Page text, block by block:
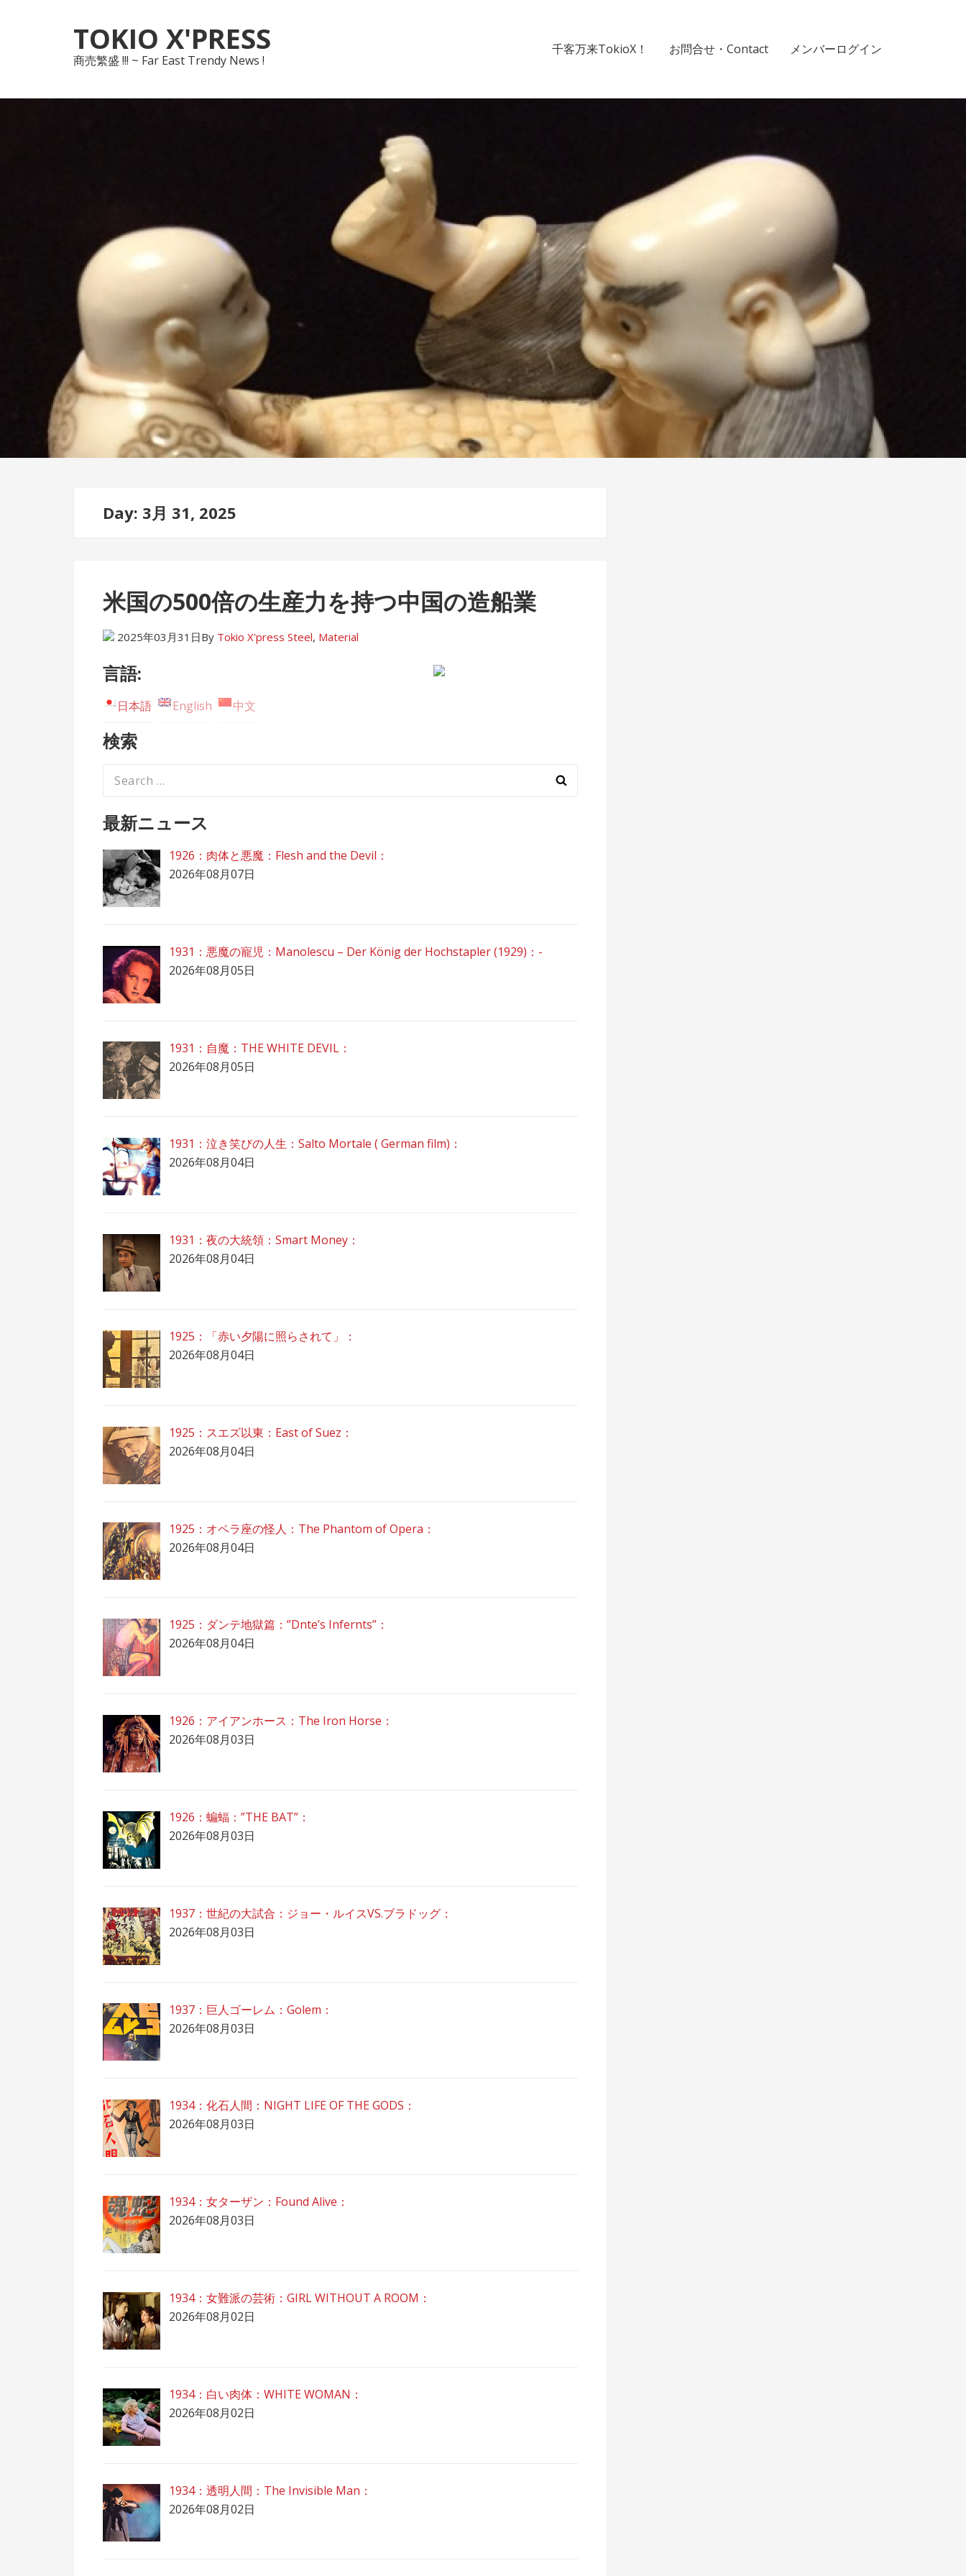
to
navigation
to
content
TOKIO X'PRESS
商売繁盛 !!! ~ Far East Trendy News !
千客万来TokioX！ お問合せ・Contact メンバーログイン
Day: 3月 31, 2025
米国の500倍の生産力を持つ中国の造船業
2025年03月31日By Tokio X'press Steel, Material
言語:
日本語 English 中文
検索
Search
最新ニュース
1926：肉体と悪魔：Flesh and the Devil：
2026年08月07日
1931：悪魔の寵児：Manolescu – Der König der Hochstapler (1929)：-
2026年08月05日
1931：自魔：ТHЕ WHITE DEVIL：
2026年08月05日
1931：泣き笑びの人生：Salto Mortale ( German film)：
2026年08月04日
1931：夜の大統領：Smart Money：
2026年08月04日
1925：「赤い夕陽に照らされて」：
2026年08月04日
1925：スエズ以東：East of Suez：
2026年08月04日
1925：オペラ座の怪人：The Phantom of Opera：
2026年08月04日
1925：ダンテ地獄篇：”Dnte’s Infernts”：
2026年08月04日
1926：アイアンホース：The Iron Horse：
2026年08月03日
1926：蝙蝠：”THE BAT”：
2026年08月03日
1937：世紀の大試合：ジョー・ルイスVS.ブラドッグ：
2026年08月03日
1937：巨人ゴーレム：Golem：
2026年08月03日
1934：化石人間：NIGHT LIFE OF THE GODS：
2026年08月03日
1934：女ターザン：Found Alive：
2026年08月03日
1934：女難派の芸術：GIRL WITHOUT A ROOM：
2026年08月02日
1934：白い肉体：WHITE WOMAN：
2026年08月02日
1934：透明人間：The Invisible Man：
2026年08月02日